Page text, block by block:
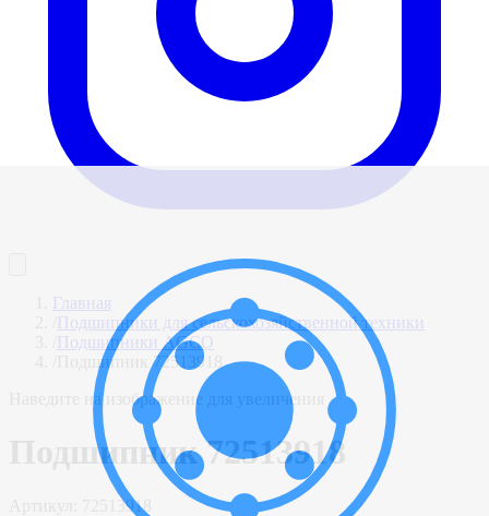
Главная
Подшипники для сельскохозяйственной техники
Подшипники AGCO
Подшипник 72513918
Наведите на изображение для увеличения
Подшипник 72513918
72513918